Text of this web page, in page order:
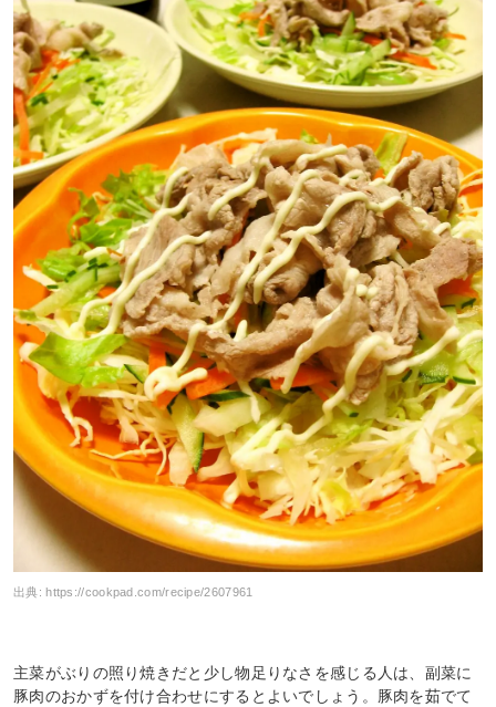
出典:https://cookpad.com/recipe/2607961
主菜がぶりの照り焼きだと少し物足りなさを感じる人は、副菜に
豚肉のおかずを付け合わせにするとよいでしょう。豚肉を茹でて